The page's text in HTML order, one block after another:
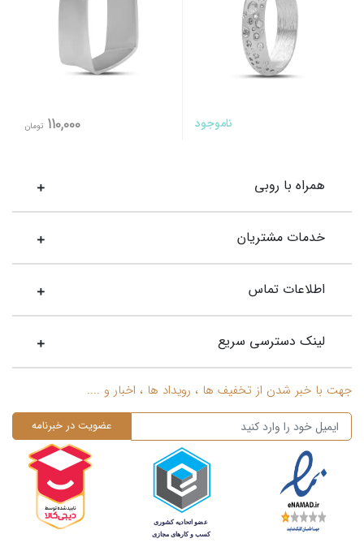
ناموجود 110,000 تومان
همراه با روبی
خدمات مشتریان
اطلاعات تماس
لینک دسترسی سریع
جهت با خبر شدن از تخفیف ها ، رویداد ها ، اخبار و ....